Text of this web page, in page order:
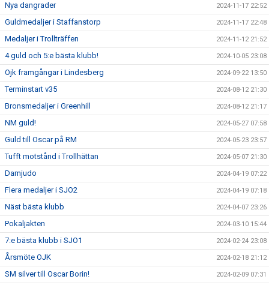
Nya dangrader 2024-11-17 22:52
Guldmedaljer i Staffanstorp 2024-11-17 22:48
Medaljer i Trollträffen 2024-11-12 21:52
4 guld och 5:e bästa klubb! 2024-10-05 23:08
Ojk framgångar i Lindesberg 2024-09-22 13:50
Terminstart v35 2024-08-12 21:30
Bronsmedaljer i Greenhill 2024-08-12 21:17
NM guld! 2024-05-27 07:58
Guld till Oscar på RM 2024-05-23 23:57
Tufft motstånd i Trollhättan 2024-05-07 21:30
Damjudo 2024-04-19 07:22
Flera medaljer i SJO2 2024-04-19 07:18
Näst bästa klubb 2024-04-07 23:26
Pokaljakten 2024-03-10 15:44
7:e bästa klubb i SJO1 2024-02-24 23:08
Årsmöte OJK 2024-02-18 21:12
SM silver till Oscar Borin! 2024-02-09 07:31